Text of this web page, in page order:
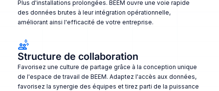
Plus d'installations prolongées. BEEM ouvre une voie rapide
des données brutes à leur intégration opérationnelle,
améliorant ainsi l'efficacité de votre entreprise.
Structure de collaboration
Favorisez une culture de partage grâce à la conception unique
de l'espace de travail de BEEM. Adaptez l'accès aux données,
favorisez la synergie des équipes et tirez parti de la puissance